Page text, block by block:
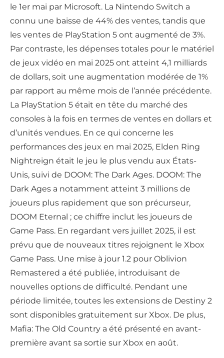
le 1er mai par Microsoft. La Nintendo Switch a
connu une baisse de 44% des ventes, tandis que
les ventes de PlayStation 5 ont augmenté de 3%.
Par contraste, les dépenses totales pour le matériel
de jeux vidéo en mai 2025 ont atteint 4,1 milliards
de dollars, soit une augmentation modérée de 1%
par rapport au même mois de l’année précédente.
La PlayStation 5 était en tête du marché des
consoles à la fois en termes de ventes en dollars et
d’unités vendues. En ce qui concerne les
performances des jeux en mai 2025, Elden Ring
Nightreign était le jeu le plus vendu aux États-
Unis, suivi de DOOM: The Dark Ages. DOOM: The
Dark Ages a notamment atteint 3 millions de
joueurs plus rapidement que son précurseur,
DOOM Eternal ; ce chiffre inclut les joueurs de
Game Pass. En regardant vers juillet 2025, il est
prévu que de nouveaux titres rejoignent le Xbox
Game Pass. Une mise à jour 1.2 pour Oblivion
Remastered a été publiée, introduisant de
nouvelles options de difficulté. Pendant une
période limitée, toutes les extensions de Destiny 2
sont disponibles gratuitement sur Xbox. De plus,
Mafia: The Old Country a été présenté en avant-
première avant sa sortie sur Xbox en août.